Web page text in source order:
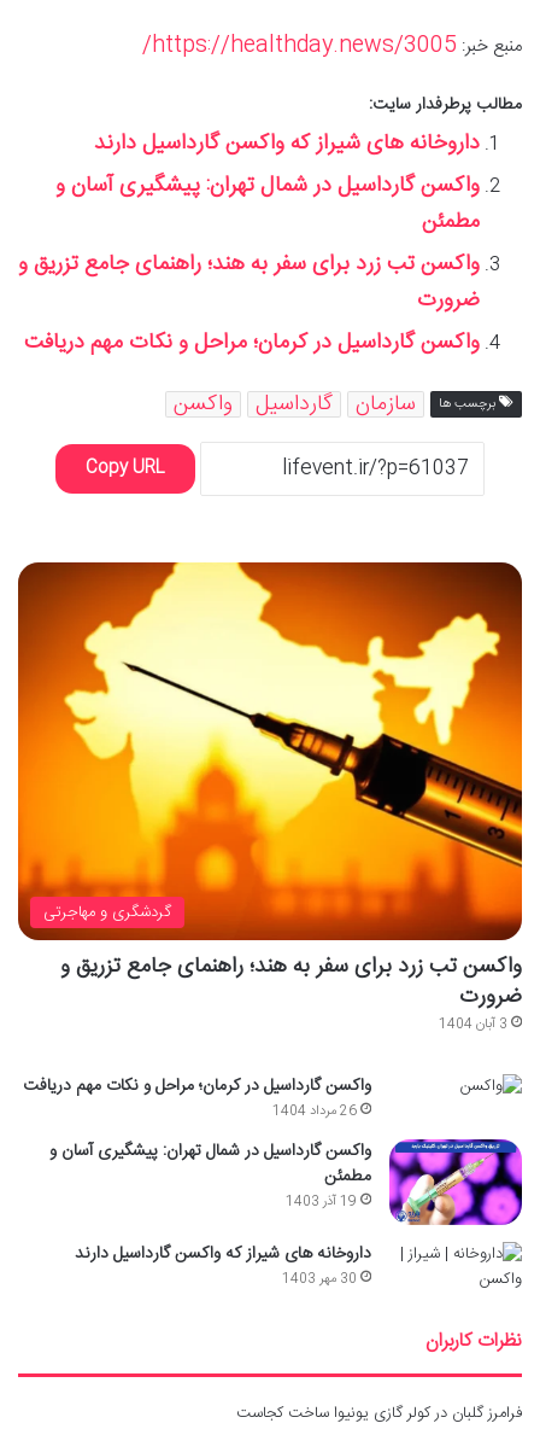
منبع خبر: https://healthday.news/3005/
مطالب پرطرفدار سایت:
داروخانه های شیراز که واکسن گارداسیل دارند
واکسن گارداسیل در شمال تهران: پیشگیری آسان و
مطمئن
واکسن تب زرد برای سفر به هند؛ راهنمای جامع تزریق و
ضرورت
واکسن گارداسیل در کرمان؛ مراحل و نکات مهم دریافت
برچسب ها سازمان گارداسیل واکسن
Copy URL
گردشگری و مهاجرتی
واکسن تب زرد برای سفر به هند؛ راهنمای جامع تزریق و
ضرورت
3 آبان 1404
واکسن گارداسیل در کرمان؛ مراحل و نکات مهم دریافت
26 مرداد 1404
واکسن گارداسیل در شمال تهران: پیشگیری آسان و
مطمئن
19 آذر 1403
داروخانه های شیراز که واکسن گارداسیل دارند
30 مهر 1403
نظرات کاربران
فرامرز گلبان درکولر گازی یونیوا ساخت کجاست